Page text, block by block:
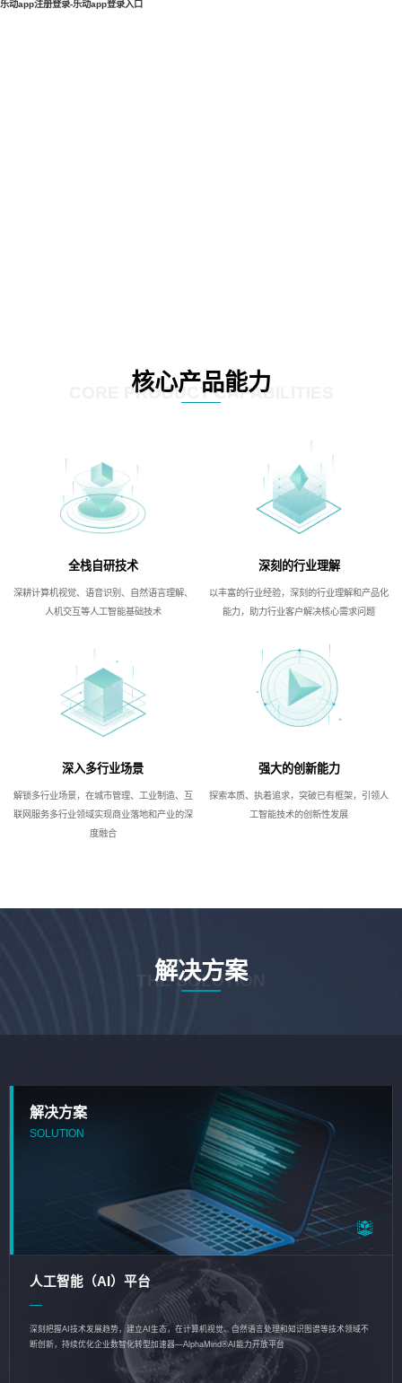
乐动app注册登录-乐动app登录入口
核心产品能力
CORE PRODUCT CAPABILITIES
全栈自研技术
深耕计算机视觉、语音识别、自然语言理解、
人机交互等人工智能基础技术
深刻的行业理解
以丰富的行业经验，深刻的行业理解和产品化
能力，助力行业客户解决核心需求问题
深入多行业场景
解锁多行业场景，在城市管理、工业制造、互
联网服务多行业领域实现商业落地和产业的深
度融合
强大的创新能力
探索本质、执着追求，突破已有框架，引领人
工智能技术的创新性发展
解决方案
THE SOLUTION
解决方案
SOLUTION
人工智能（AI）平台
深刻把握AI技术发展趋势，建立AI生态，在计算机视觉、自然语言处理和知识图谱等技术领域不
断创新，持续优化企业数智化转型加速器—AlphaMind®AI能力开放平台